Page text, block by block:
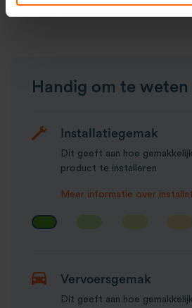
Handig om te weten
Installatiegemak
Dit geeft aan hoe
product te installeren
Meer informatie over
Vervoersgemak
Dit geeft aan hoe